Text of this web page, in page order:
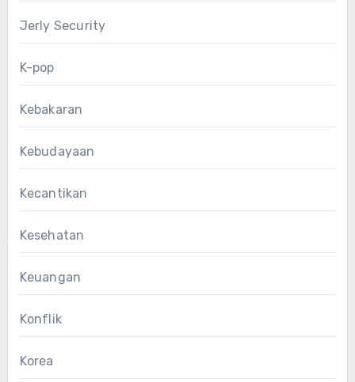
Jerly Security
K-pop
Kebakaran
Kebudayaan
Kecantikan
Kesehatan
Keuangan
Konflik
Korea